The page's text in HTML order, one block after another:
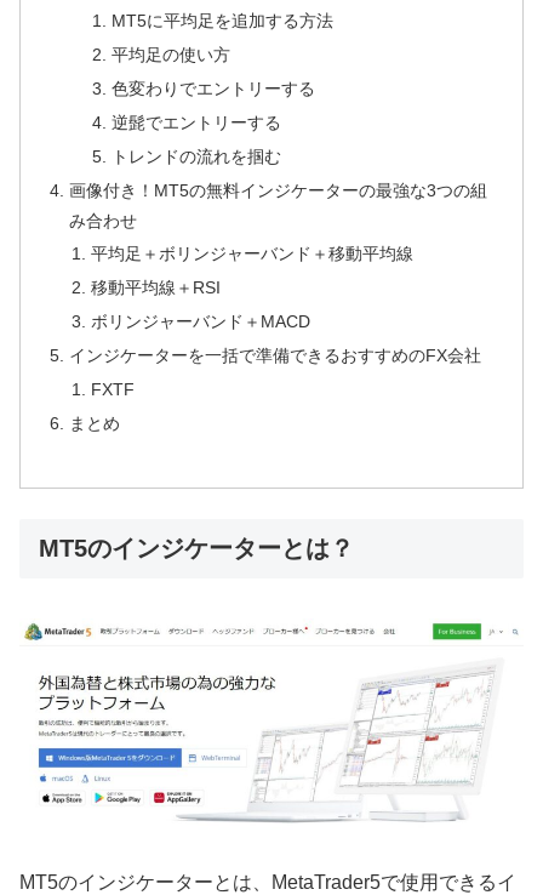
MT5に平均足を追加する方法
平均足の使い方
色変わりでエントリーする
逆髭でエントリーする
トレンドの流れを掴む
画像付き！MT5の無料インジケーターの最強な3つの組
み合わせ
平均足＋ボリンジャーバンド＋移動平均線
移動平均線＋RSI
ボリンジャーバンド＋MACD
インジケーターを一括で準備できるおすすめのFX会社
FXTF
まとめ
MT5のインジケーターとは？
MT5のインジケーターとは、MetaTrader5で使用できるイ